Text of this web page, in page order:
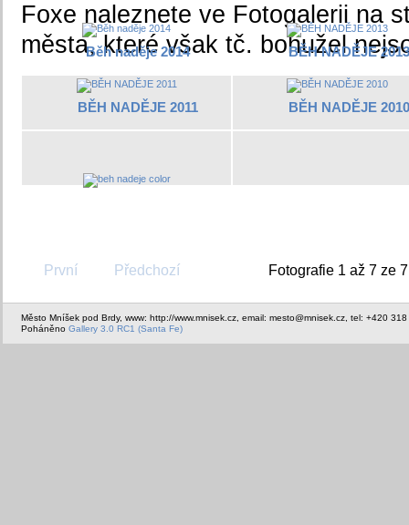
Foxe naleznete ve Fotogalerii na
města, které však tč. bohužel
Běh naděje 2014 BĚH NADĚJE 2013
BĚH NADĚJE 2011 BĚH NADĚJE 2010
První Předchozí Fotografie 1 až 7 ze 7
Město Mníšek pod Brdy, www: http://www.mnisek.cz, email: mesto@mnisek.cz, tel: +420
Poháněno Gallery 3.0 RC1 (Santa Fe)